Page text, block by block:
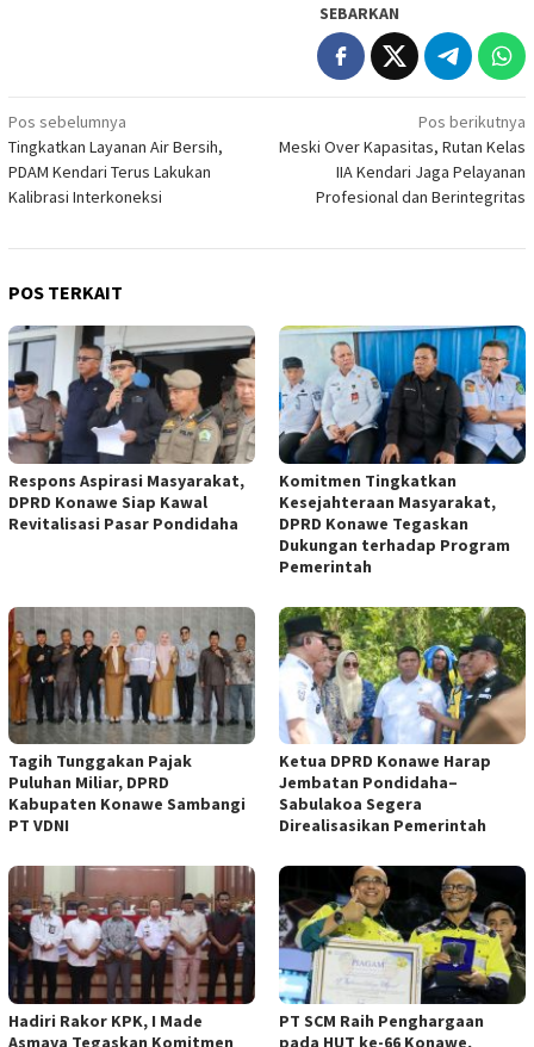
SEBARKAN
Navigasi
pos
Pos sebelumnya
Tingkatkan Layanan Air Bersih,
PDAM Kendari Terus Lakukan
Kalibrasi Interkoneksi
Pos berikutnya
Meski Over Kapasitas, Rutan Kelas
IIA Kendari Jaga Pelayanan
Profesional dan Berintegritas
POS TERKAIT
Respons Aspirasi Masyarakat,
DPRD Konawe Siap Kawal
Revitalisasi Pasar Pondidaha
Komitmen Tingkatkan
Kesejahteraan Masyarakat,
DPRD Konawe Tegaskan
Dukungan terhadap Program
Pemerintah
Tagih Tunggakan Pajak
Puluhan Miliar, DPRD
Kabupaten Konawe Sambangi
PT VDNI
Ketua DPRD Konawe Harap
Jembatan Pondidaha–
Sabulakoa Segera
Direalisasikan Pemerintah
Hadiri Rakor KPK, I Made
Asmaya Tegaskan Komitmen
PT SCM Raih Penghargaan
pada HUT ke-66 Konawe,